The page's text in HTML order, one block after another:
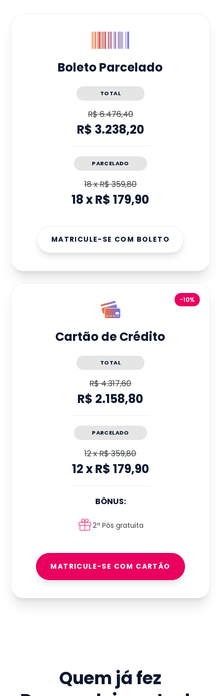
Boleto Parcelado
TOTAL
R$ 6.476,40
R$ 3.238,20
PARCELADO
18xR$ 359,80
18xR$ 179,90
MATRICULE-SE COM BOLETO
-10%
Cartão de Crédito
TOTAL
R$ 4.317,60
R$ 2.158,80
PARCELADO
12xR$ 359,80
12xR$ 179,90
BÔNUS:
2ª Pós gratuita
MATRICULE-SE COM CARTÃO
Quem já fez